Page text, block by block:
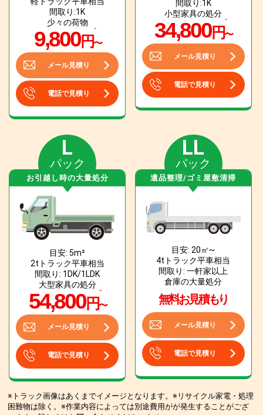
間取り:1K
少々の荷物
9,800円〜
メール見積り
電話で見積り
間取り:1K
小型家具の処分
34,800円〜
メール見積り
電話で見積り
L
パック
お引越し時の大量処分
目安: 5m²
2tトラック平車相当
間取り: 1DK/1LDK
大型家具の処分
54,800円〜
メール見積り
電話で見積り
LL
パック
遺品整理/ゴミ屋敷清掃
目安: 20㎡~
4tトラック平車相当
間取り: 一軒家以上
倉庫の大量処分
無料お見積もり
メール見積り
電話で見積り
※トラック画像はあくまでイメージとなります。※リサイクル家電・処理
困難物は除く。※作業内容によっては別途費用がが発生することがござ